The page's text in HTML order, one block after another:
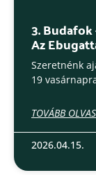
3.
Az
Szeretnénk
19
TOVÁBB
2026.04.15.